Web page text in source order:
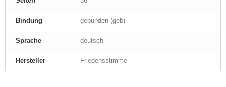
Bindung gebunden (geb)
Sprache deutsch
Hersteller Friedensstimme